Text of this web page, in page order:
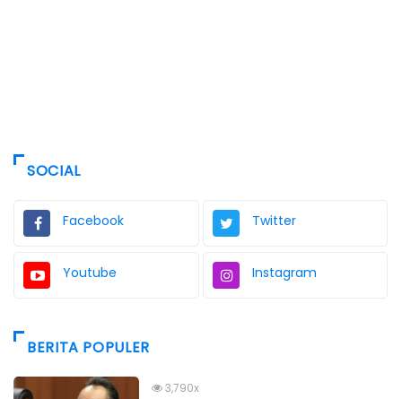
SOCIAL
Facebook Twitter
Youtube Instagram
BERITA POPULER
3,790x